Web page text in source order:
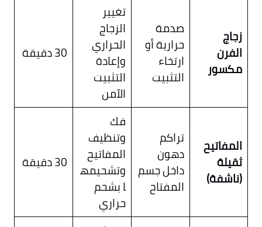
زجاج
الفرن
مكسور
صدمة
حرارية أو
ارتخاء
التثبيت
تغيير
الزجاج
الحراري
وإعادة
التثبيت
الآمن
30 دقيقة
المفاتيح
ثقيلة
(ناشفة)
تراكم
دهون
داخل جسم
المفتاح
فك
وتنظيف
المفاتيح
وتشحيمه
ا بشحم
حراري
30 دقيقة